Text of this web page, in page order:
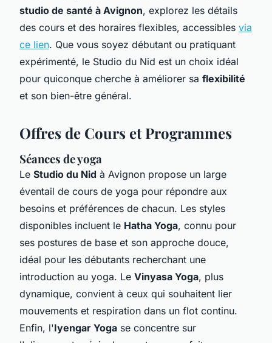
studio de santé à Avignon, explorez les détails
des cours et des horaires flexibles, accessibles via
ce lien. Que vous soyez débutant ou pratiquant
expérimenté, le Studio du Nid est un choix idéal
pour quiconque cherche à améliorer sa flexibilité
et son bien-être général.
Offres de Cours et Programmes
Séances de yoga
Le Studio du Nid à Avignon propose un large
éventail de cours de yoga pour répondre aux
besoins et préférences de chacun. Les styles
disponibles incluent le Hatha Yoga, connu pour
ses postures de base et son approche douce,
idéal pour les débutants recherchant une
introduction au yoga. Le Vinyasa Yoga, plus
dynamique, convient à ceux qui souhaitent lier
mouvements et respiration dans un flot continu.
Enfin, l'Iyengar Yoga se concentre sur